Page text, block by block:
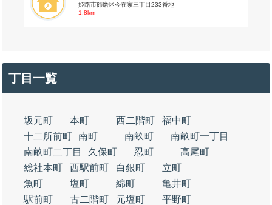
姫路市飾磨区今在家三丁目233番地
1.8km
丁目一覧
坂元町 本町 西二階町
福中町
十二所前町 南町 南畝町
南畝町一丁目
南畝町二丁目
久保町 忍町
高尾町
総社本町
西駅前町 白銀町
立町
魚町
塩町 綿町
亀井町
駅前町
古二階町 元塩町
平野町